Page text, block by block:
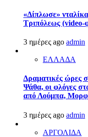
«Δίπλωσε»
Τριπόλεως (video-
3 ημέρες ago admin
ΕΛΛΑΔΑ
Δραματικές ώρες
Ψάθα, οι φλόγες
από Λούμπα,
3 ημέρες ago admin
ΑΡΓΟΛΙΔΑ